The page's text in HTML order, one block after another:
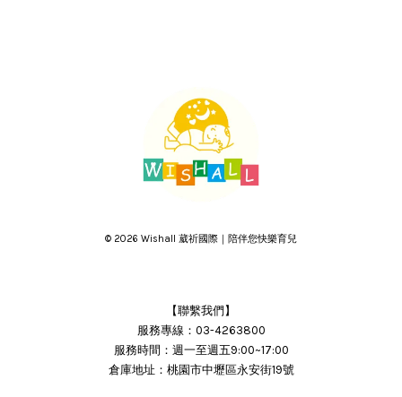
© 2026 Wishall 葳祈國際｜陪伴您快樂育兒
【聯繫我們】
服務專線：03-4263800
服務時間：週一至週五9:00~17:00
倉庫地址：桃園市中壢區永安街19號